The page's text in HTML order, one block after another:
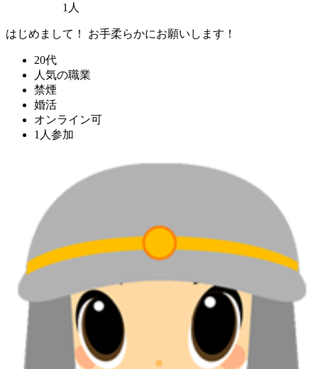
1人
はじめまして！ お手柔らかにお願いします！
20代
人気の職業
禁煙
婚活
オンライン可
1人参加